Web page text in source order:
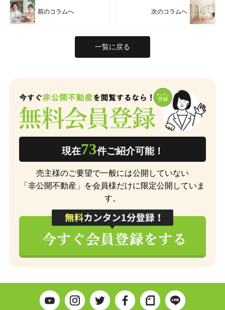
前のコラムへ 次のコラムへ
一覧に戻る
現在73件ご紹介可能！
売主様のご要望で一般には公開していない
「非公開不動産」を会員様だけに限定公開していま
す。